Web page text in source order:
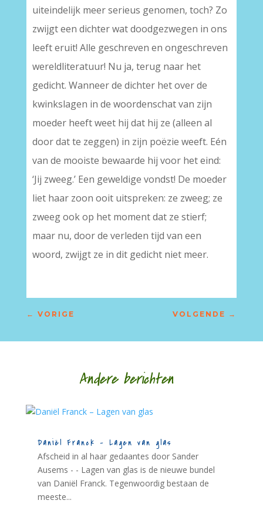
uiteindelijk meer serieus genomen, toch? Zo
zwijgt een dichter wat doodgezwegen in ons
leeft eruit! Alle geschreven en ongeschreven
wereldliteratuur! Nu ja, terug naar het
gedicht. Wanneer de dichter het over de
kwinkslagen in de woordenschat van zijn
moeder heeft weet hij dat hij ze (alleen al
door dat te zeggen) in zijn poëzie weeft. Eén
van de mooiste bewaarde hij voor het eind:
‘Jij zweeg.’ Een geweldige vondst! De moeder
liet haar zoon ooit uitspreken: ze zweeg; ze
zweeg ook op het moment dat ze stierf;
maar nu, door de verleden tijd van een
woord, zwijgt ze in dit gedicht niet meer.
← VORIGE VOLGENDE →
Andere berichten
Daniël Franck – Lagen van glas
Afscheid in al haar gedaantes door Sander
Ausems - - Lagen van glas is de nieuwe bundel
van Daniël Franck. Tegenwoordig bestaan de
meeste...